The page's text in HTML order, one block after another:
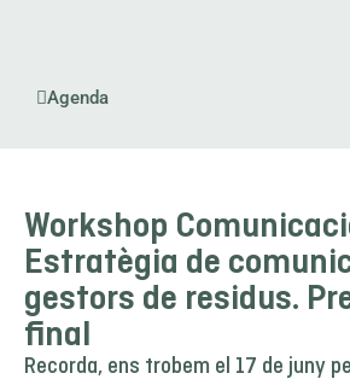
Agenda
Workshop
Estratègia de
gestors de residus.
final
Recorda, ens trobem el 17 de juny